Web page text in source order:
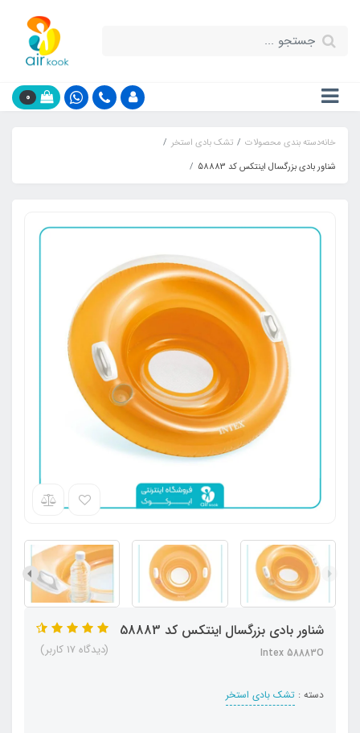
0
خانهدسته بندی محصولات
تشک بادی استخر
شناور بادی بزرگسال اینتکس کد 58883
شناور بادی بزرگسال اینتکس کد 58883
Intex 58883O
دسته : تشک بادی استخر
(دیدگاه 17 کاربر)